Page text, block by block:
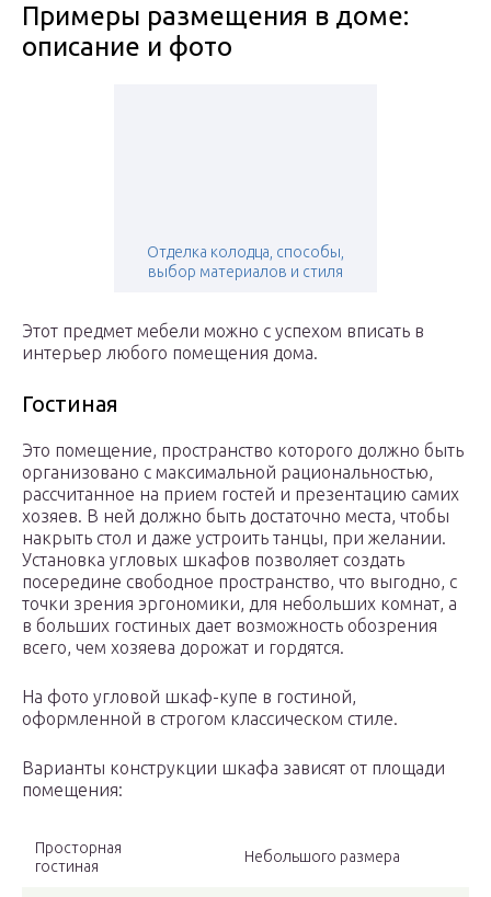
Примеры размещения в доме:
описание и фото
Отделка колодца, способы,
выбор материалов и стиля
Этот предмет мебели можно с успехом вписать в
интерьер любого помещения дома.
Гостиная
Это помещение, пространство которого должно быть
организовано с максимальной рациональностью,
рассчитанное на прием гостей и презентацию самих
хозяев. В ней должно быть достаточно места, чтобы
накрыть стол и даже устроить танцы, при желании.
Установка угловых шкафов позволяет создать
посередине свободное пространство, что выгодно, с
точки зрения эргономики, для небольших комнат, а
в больших гостиных дает возможность обозрения
всего, чем хозяева дорожат и гордятся.
На фото угловой шкаф-купе в гостиной,
оформленной в строгом классическом стиле.
Варианты конструкции шкафа зависят от площади
помещения:
Просторная
гостиная
Небольшого размера